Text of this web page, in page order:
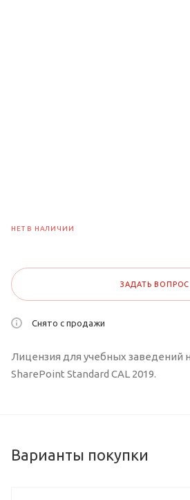
НЕТ В НАЛИЧИИ
ЗАДАТЬ ВОПРОС
Снято с продажи
Лицензия для учебных заведений
SharePoint Standard CAL 2019.
Варианты покупки